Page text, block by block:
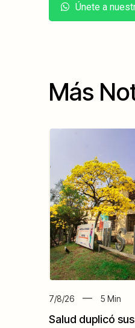
Únete a
Más
7/8/26 5 Min
Salud duplicó